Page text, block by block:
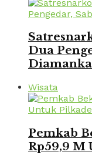
Dua
Wisata
Pemkab
Rp59,9 M